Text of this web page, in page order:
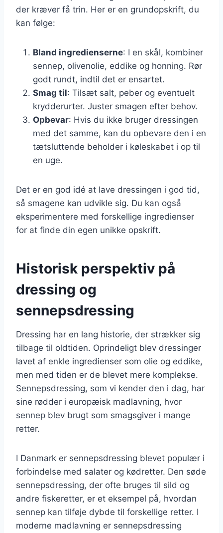
der kræver få trin. Her er en grundopskrift, du
kan følge:
Bland ingredienserne: I en skål, kombiner
sennep, olivenolie, eddike og honning. Rør
godt rundt, indtil det er ensartet.
Smag til: Tilsæt salt, peber og eventuelt
krydderurter. Juster smagen efter behov.
Opbevar: Hvis du ikke bruger dressingen
med det samme, kan du opbevare den i en
tætsluttende beholder i køleskabet i op til
en uge.
Det er en god idé at lave dressingen i god tid,
så smagene kan udvikle sig. Du kan også
eksperimentere med forskellige ingredienser
for at finde din egen unikke opskrift.
Historisk perspektiv på
dressing og
sennepsdressing
Dressing har en lang historie, der strækker sig
tilbage til oldtiden. Oprindeligt blev dressinger
lavet af enkle ingredienser som olie og eddike,
men med tiden er de blevet mere komplekse.
Sennepsdressing, som vi kender den i dag, har
sine rødder i europæisk madlavning, hvor
sennep blev brugt som smagsgiver i mange
retter.
I Danmark er sennepsdressing blevet populær i
forbindelse med salater og kødretter. Den søde
sennepsdressing, der ofte bruges til sild og
andre fiskeretter, er et eksempel på, hvordan
sennep kan tilføje dybde til forskellige retter. I
moderne madlavning er sennepsdressing